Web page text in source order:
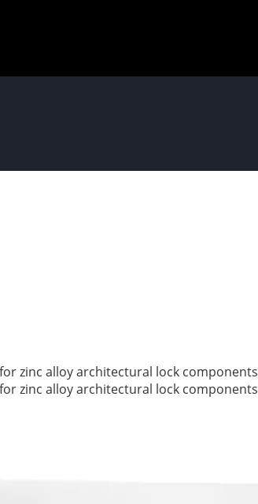
zinc alloy architectural lock components
zinc alloy architectural lock components